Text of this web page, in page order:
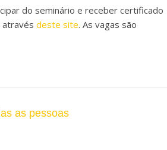
do seminário e receber certificado
através deste site. As vagas são
as pessoas